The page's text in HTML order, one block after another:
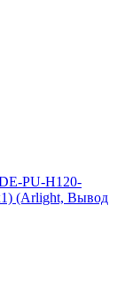
PU-H120-
(Arlight, Вывод